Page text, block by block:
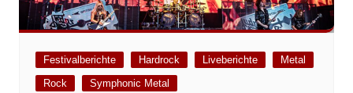
Festivalberichte Hardrock Liveberichte
Metal
Rock
Symphonic Metal